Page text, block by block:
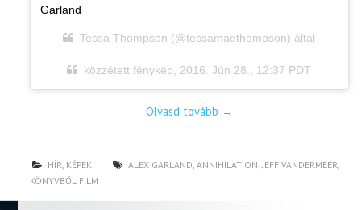
Garland
Tessa Thompson (@tessamaethompson) által
közzétett fénykép, 2016. Jún 28., 12:37 PDT
Olvasd tovább →
HÍR, KÉPEK ALEX GARLAND,ANNIHILATION,JEFF VANDERMEER,
KÖNYVBŐL FILM